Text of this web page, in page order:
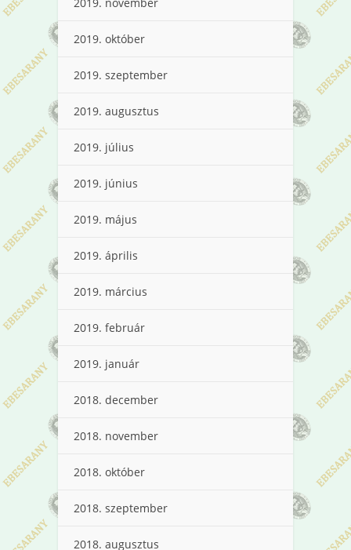
2019. október
2019. szeptember
2019. augusztus
2019. július
2019. június
2019. május
2019. április
2019. március
2019. február
2019. január
2018. december
2018. november
2018. október
2018. szeptember
2018. augusztus